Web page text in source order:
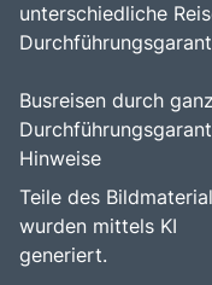
unterschiedliche
Busreisen durch
Hinweise
Teile des
wurden mittels KI
generiert.